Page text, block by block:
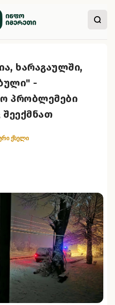
ხარაგაულში,
-
პრობლემები
ქსელი